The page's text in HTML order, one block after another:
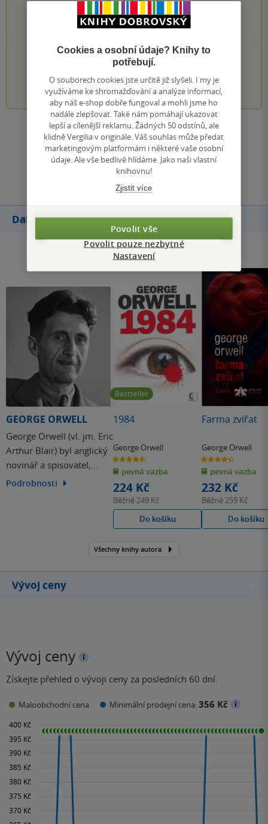
0×
3 hvězdičky
0×
2 hvězdičky
0×
1 hvezdička
PŘIDEJTE SVÉ HODNOCENÍ KNIHY
1 2 3 4 5
Zobrazit všechna hodnocení
Přidat hodnocení
Další knihy autora
GEORGE ORWELL
George Orwell (vl. jm. Eric
Arthur Blair) byl anglický
novinář a spisovatel,
který se proslavil
na tradici zvířecí bajky,…
Podrobnosti
Bestseller
1984
George Orwell
4.6
z
5
hvězdiček
pevná vazba
224 Kč
Běžně249 Kč
Do košíku
Farma zvířat
George Orwell
4.4
z
5
hvězdiček
pevná vazba
232 Kč
Běžně259 Kč
Do košíku
Všechny knihy autora
Vývoj ceny
Vývoj ceny
Získejte přehled o vývoji ceny za posledních 60 dní.
Maloobchodní cena Minimální prodejní cena:356 Kč
Cookies a osobní údaje? Knihy to
potřebují.
O souborech cookies jste určitě již slyšeli. I my je
využíváme ke shromažďování a analýze informací,
aby náš e-shop dobře fungoval a mohli jsme ho
nadále zlepšovat. Také nám pomáhají ukazovat
lepší a cílenější reklamu. Žádných 50 odstínů, ale
klidně Vergilia v originále. Váš souhlas může předat
marketingovým platformám i některé vaše osobní
údaje. Ale vše bedlivě hlídáme. Jako naši vlastní
knihovnu!
Zjistit více
Povolit vše
Povolit pouze nezbytné
Nastavení